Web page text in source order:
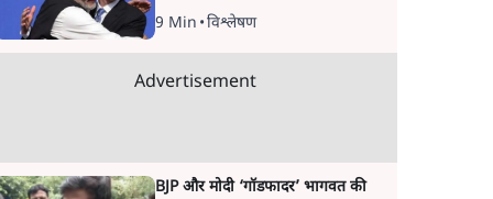
9 Min •विश्लेषण
Advertisement
BJP और मोदी ‘गॉडफादर’ भागवत की